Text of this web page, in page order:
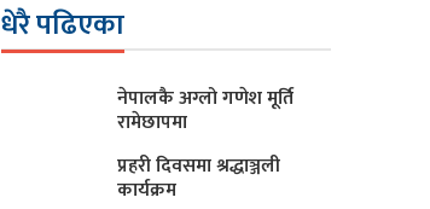
धेरै पढिएका
नेपालकै अग्लो गणेश मूर्ति
रामेछापमा
प्रहरी दिवसमा श्रद्धाञ्जली
कार्यक्रम